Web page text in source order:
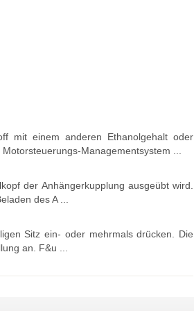
mit einem anderen Ethanolgehalt oder
Managementsystem ...
der Anhängerkupplung ausgeübt wird.
des A ...
Sitz ein- oder mehrmals drücken. Die
an. F&u ...